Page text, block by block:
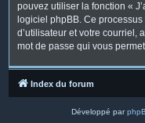
pouvez utiliser la fonction «
logiciel phpBB. Ce
d’utilisateur et votre courriel,
mot de passe qui vous
Index du forum
Développé par